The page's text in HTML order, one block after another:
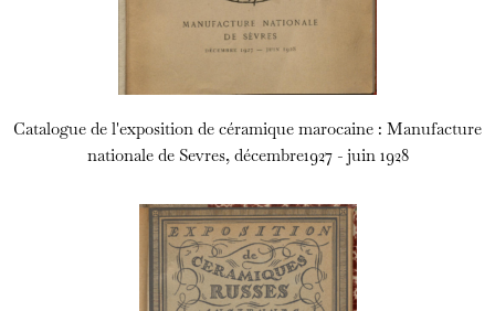
Catalogue de l'exposition de céramique marocaine : Manufacture
nationale de Sevres, décembre1927 - juin 1928